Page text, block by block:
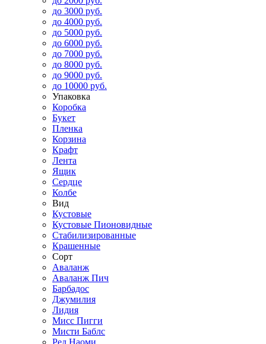
до 3000 руб.
до 4000 руб.
до 5000 руб.
до 6000 руб.
до 7000 руб.
до 8000 руб.
до 9000 руб.
до 10000 руб.
Упаковка
Коробка
Букет
Пленка
Корзина
Крафт
Лента
Ящик
Сердце
Колбе
Вид
Кустовые
Кустовые Пионовидные
Стабилизированные
Крашенные
Сорт
Аваланж
Аваланж Пич
Барбадос
Джумилия
Лидия
Мисс Пигги
Мисти Баблс
Ред Наоми